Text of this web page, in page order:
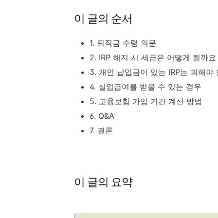
이 글의 순서
1. 퇴직금 수령 의문
2. IRP 해지 시 세금은 어떻게 될까요
3. 개인 납입금이 있는 IRP는 피해야
4. 실업급여를 받을 수 있는 경우
5. 고용보험 가입 기간 계산 방법
6. Q&A
7. 결론
이 글의 요약